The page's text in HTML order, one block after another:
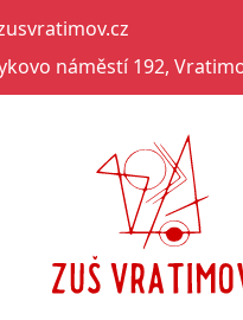
náměstí 192,